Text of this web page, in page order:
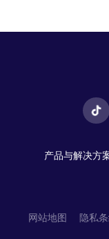
产品与解决方
网站地图 隐私